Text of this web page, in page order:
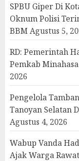
SPBU Giper Di
Oknum Polisi
BBM Agustus 5,
RD: Pemerintah
Pemkab
2026
Pengelola
Tanoyan Selatan
Agustus 4, 2026
Wabup Vanda
Ajak Warga